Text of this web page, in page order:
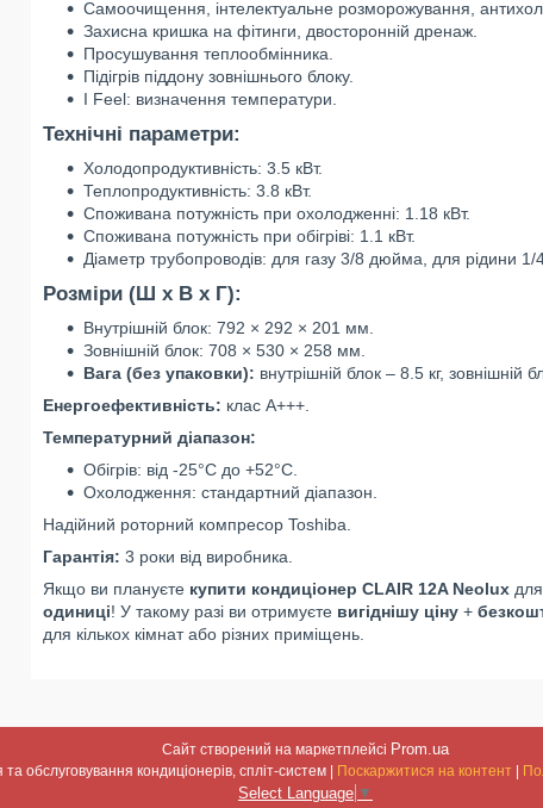
Самоочищення, інтелектуальне розморожування,
Захисна кришка на фітинги, двосторонній дренаж.
Просушування теплообмінника.
Підігрів піддону зовнішнього блоку.
I Feel: визначення температури.
Технічні параметри:
Холодопродуктивність: 3.5 кВт.
Теплопродуктивність: 3.8 кВт.
Споживана потужність при охолодженні: 1.18 кВт.
Споживана потужність при обігріві: 1.1 кВт.
Діаметр трубопроводів: для газу 3/8 дюйма, для рідини
Розміри (Ш x В x Г):
Внутрішній блок: 792 × 292 × 201 мм.
Зовнішній блок: 708 × 530 × 258 мм.
Вага (без упаковки): внутрішній блок – 8.5 кг, зовнішній
Енергоефективність: клас А+++.
Температурний діапазон:
Обігрів: від -25°C до +52°C.
Охолодження: стандартний діапазон.
Надійний роторний компресор Toshiba.
Гарантія: 3 роки від виробника.
Якщо ви плануєте купити кондиціонер CLAIR 12A Neolux
одиниці! У такому разі ви отримуєте вигіднішу ціну +
для кількох кімнат або різних приміщень.
Сайт створений на маркетплейсі Prom.ua
Поскаржитися на контент
Select Language ▼